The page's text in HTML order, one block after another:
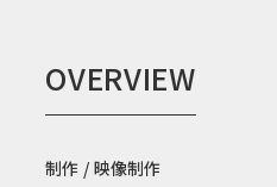
OVERVIEW
制作 / 映像制作